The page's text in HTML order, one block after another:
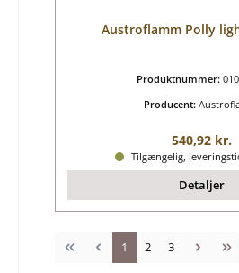
Austroflamm Polly
Produktnummer:
Producent:
Almindelig
540,92 kr.
Tilgængelig,
Detaljer
Side
1 Side
2 Side
3